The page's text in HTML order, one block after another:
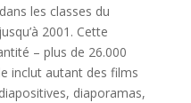
les classes du
2001. Cette
– plus de 26.000
inclut autant des films
diaporamas,